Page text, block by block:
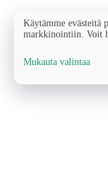
Käytämme evästeitä
markkinointiin. Voit
Mukauta valintaa